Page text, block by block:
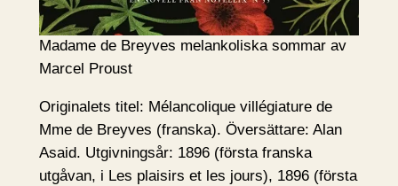
Madame de Breyves melankoliska sommar av
Marcel Proust
Originalets titel: Mélancolique villégiature de
Mme de Breyves (franska). Översättare: Alan
Asaid. Utgivningsår: 1896 (första franska
utgåvan, i Les plaisirs et les jours), 1896 (första